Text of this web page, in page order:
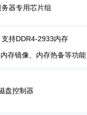
器专用芯片组
持DDR4-2933内存
存镜像、内存热备等功能
盘控制器